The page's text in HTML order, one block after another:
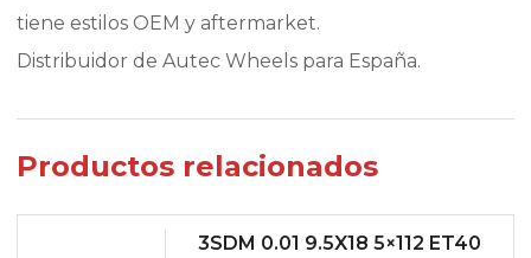
tiene estilos OEM y aftermarket.
Distribuidor de Autec Wheels para España.
Productos relacionados
3SDM 0.01 9.5X18 5×112 ET40